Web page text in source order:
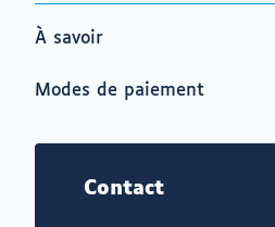
À savoir
Modes de paiement
Contact